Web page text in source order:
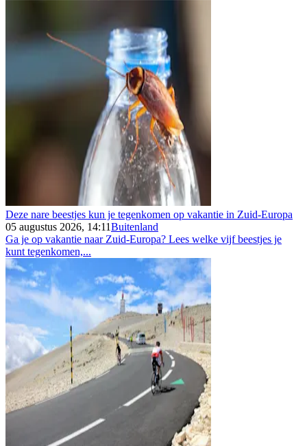
Deze nare beestjes kun je tegenkomen op vakantie in Zuid-Europa
05 augustus 2026, 14:11Buitenland
Ga je op vakantie naar Zuid-Europa? Lees welke vijf beestjes je
kunt tegenkomen,...